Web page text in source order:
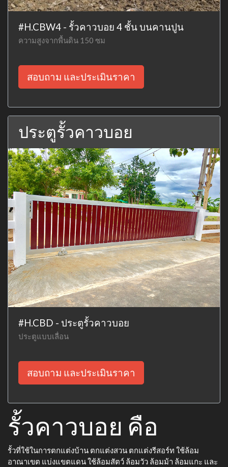
#H.CBW4 - รั้วคาวบอย 4 ชั้น บนคานปูน
ความสูงจากพื้นดิน 150 ซม
สอบถาม และประเมินราคา
ประตูรั้วคาวบอย
#H.CBD - ประตูรั้วคาวบอย
ประตูแบบเลื่อน
สอบถาม และประเมินราคา
รั้วคาวบอย คือ
รั้วที่ใช้ในการตกแต่งบ้าน ตกแต่งสวน ตกแต่งรีสอร์ท ใช้ล้อม
อาณาเขต แบ่งแขตแดน ใช้ล้อมสัตว์ ล้อมวัว ล้อมม้า ล้อมแกะ และ